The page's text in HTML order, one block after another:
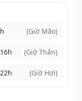
(Giờ Mão)
(Giờ Thân)
(Giờ Hợi)